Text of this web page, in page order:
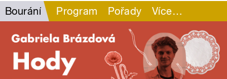
Bourání Program Pořady Více…